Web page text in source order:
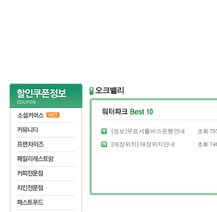
오크밸리
[정보]무료셔틀버스운행안내 조회
[매장위치] 매장위치안내 조회